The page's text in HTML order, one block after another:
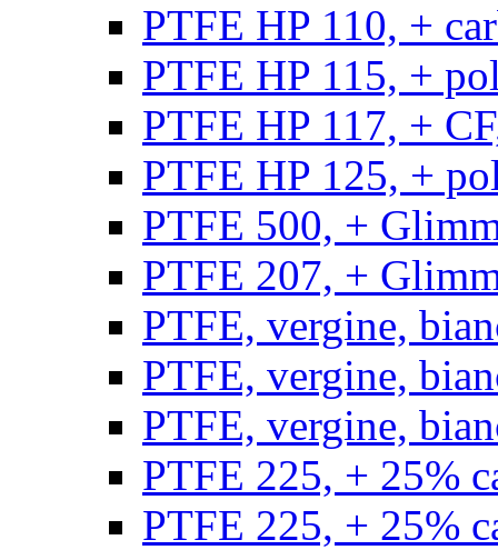
PTFE HP 110, +
PTFE HP 115, +
PTFE HP 117, +
PTFE HP 125, +
PTFE 500, +
PTFE 207, +
PTFE, vergine,
PTFE, vergine,
PTFE, vergine,
PTFE 225, + 25%
PTFE 225, + 25%